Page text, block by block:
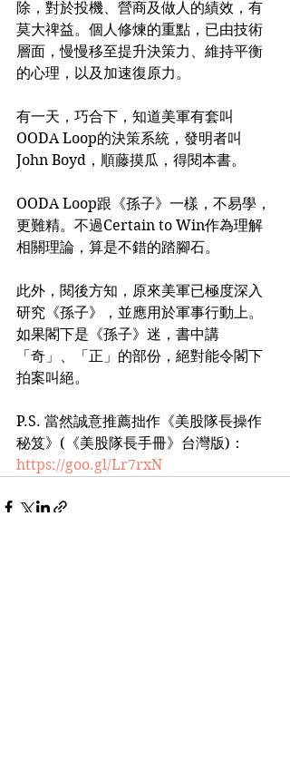
除，對於投機、營商及做人的績效，有
莫大禆益。個人修煉的重點，已由技術
層面，慢慢移至提升決策力、維持平衡
的心理，以及加速復原力。
有一天，巧合下，知道美軍有套叫
OODA Loop的決策系統，發明者叫
John Boyd，順藤摸瓜，得閱本書。
OODA Loop跟《孫子》一樣，不易學，
更難精。不過Certain to Win作為理解
相關理論，算是不錯的踏腳石。
此外，閱後方知，原來美軍已極度深入
研究《孫子》，並應用於軍事行動上。
如果閣下是《孫子》迷，書中講
「奇」、「正」的部份，絕對能令閣下
拍案叫絕。
P.S. 當然誠意推薦拙作《美股隊長操作
秘笈》(《美股隊長手冊》台灣版)：
https://goo.gl/Lr7rxN